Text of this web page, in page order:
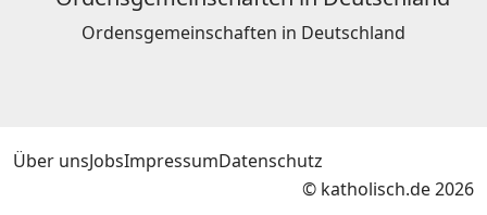
Ordensgemeinschaften in Deutschland
Über unsJobsImpressumDatenschutz
© katholisch.de 2026